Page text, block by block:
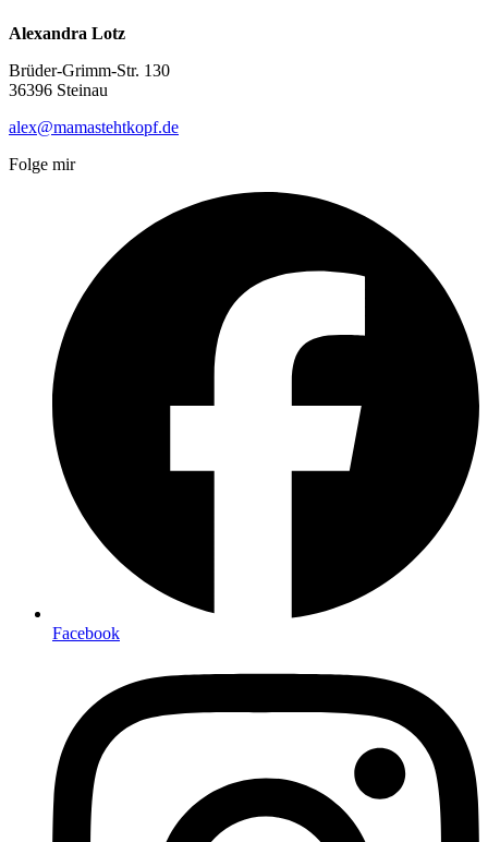
Alexandra Lotz
Brüder-Grimm-Str. 130
36396 Steinau
alex@mamastehtkopf.de
Folge mir
Facebook